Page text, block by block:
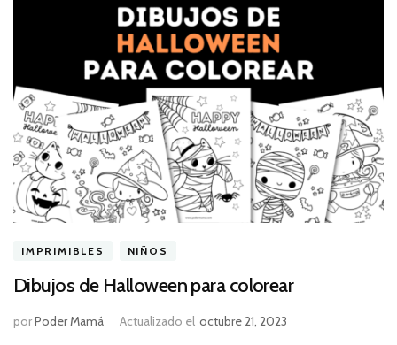
IMPRIMIBLES NIÑOS
Dibujos de Halloween para colorear
porPoder Mamá Actualizado el octubre 21, 2023